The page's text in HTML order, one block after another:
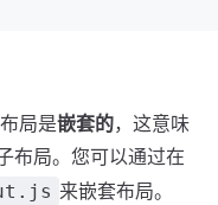
局是嵌套的，这意味
布局。您可以通过在
来嵌套布局。